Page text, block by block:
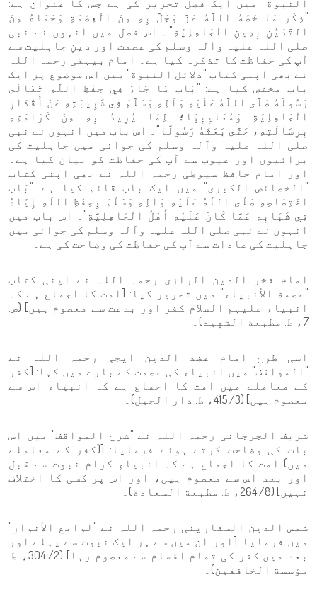
النبوة" میں ایک فصل تحریر کی ہے جس کا عنوان ہے:
"ذِكْر مَا خَصَّهُ اللَّهُ عَزَّ وَجَلَّ بِهِ مِنَ الْعِصْمَةِ وَحَمَاهُ مِنَ
التَّدَيُّنِ بِدِينِ الْجَاهِلِيَّةِ"۔ اس فصل میں انہوں نے نبی
صلی اللہ علیہ وآلہ وسلم کی عصمت اور دینِ جاہلیت سے
آپ کی حفاظت کا تذکرہ کیا ہے۔ امام بیہقی رحمہ اللہ
نے بھی اپنی کتاب "دلائل النبوة" میں اس موضوع پر ایک
باب مختص کیا ہے: "بَاب مَا جَاءَ فِي حِفْظِ اللَّهِ تَعَالَى
رَسُولَهُ صَلَّى اللَّهُ عَلَيْهِ وَآلِهِ وَسَلَّمَ فِي شَبِيبَتِهِ عَنْ أَقْذَارِ
الْجَاهِلِيَّةِ وَمُعَايِبِهَا؛ لِمَا يُرِيدُ بِهِ مِنْ كَرَامَتِهِ
بِرِسَالَتِهِ، حَتَّى بَعَثَهُ رَسُولًا"۔ اس باب میں انہوں نے نبی
صلی اللہ علیہ وآلہ وسلم کی جوانی میں جاہلیت کی
برائیوں اور عیوب سے آپ کی حفاظت کو بیان کیا ہے۔
اور امام حافظ سیوطی رحمہ اللہ نے بھی اپنی کتاب
"الخصائص الكبرى" میں ایک باب قائم کیا ہے: "بَاب
اخْتِصَاصِهِ صَلَّى اللَّهُ عَلَيْهِ وَآلِهِ وَسَلَّمَ بِحِفْظِ اللَّهِ إِيَّاهُ
فِي شَبَابِهِ عَمَّا كَانَ عَلَيْهِ أَهْلُ الْجَاهِلِيَّةِ"۔ اس باب میں
انہوں نے نبی صلی اللہ علیہ وآلہ وسلم کی جوانی میں
جاہلیت کی عادات سے آپ کی حفاظت کی وضاحت کی ہے۔
امام فخر الدین الرازی رحمہ اللہ نے اپنی کتاب
"عصمة الأنبياء" میں تحریر کیا: [امت کا اجماع ہے کہ
انبیاء علیہم السلام کفر اور بدعت سے معصوم ہیں] (ص:
7، ط. مطبعة الشهيد)۔
اسی طرح امام عضد الدین ایجی رحمہ اللہ نے
"المواقف" میں انبیاء کی عصمت کے بارے میں کہا: [کفر
کے معاملے میں امت کا اجماع ہے کہ انبیاء اس سے
معصوم ہیں] (3/ 415، ط. دار الجيل)۔
شریف الجرجانی رحمہ اللہ نے "شرح المواقف" میں اس
بات کی وضاحت کرتے ہوئے فرمایا: [(کفر کے معاملے
میں) امت کا اجماع ہے کہ انبیاءِ کرام نبوت سے قبل
اور بعد اس سے معصوم ہیں، اور اس پر کسی کا اختلاف
نہیں] (8/ 264، ط. مطبعة السعادة)۔
شمس الدین السفارینی رحمہ اللہ نے "لوامع الأنوار"
میں فرمایا: [اور ان میں سے ہر ایک نبوت سے پہلے اور
بعد میں کفر کی تمام اقسام سے معصوم رہا] (2/ 304، ط.
مؤسسة الخافقين)۔